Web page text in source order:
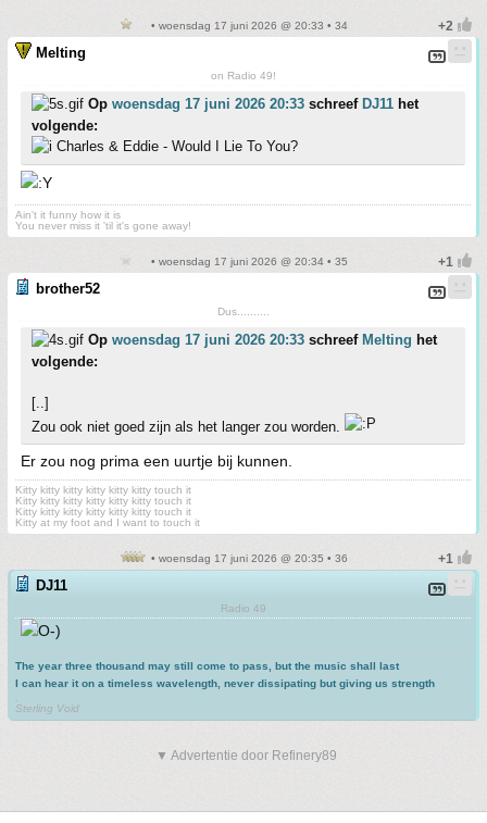
• woensdag 17 juni 2026 @ 20:33 • 34
Melting
on Radio 49!
Op woensdag 17 juni 2026 20:33 schreef DJ11 het
volgende:
Charles & Eddie - Would I Lie To You?
Ain't it funny how it is
You never miss it 'til it's gone away!
• woensdag 17 juni 2026 @ 20:34 • 35
brother52
Dus..........
Op woensdag 17 juni 2026 20:33 schreef Melting het
volgende:
[..]
Zou ook niet goed zijn als het langer zou worden.
Er zou nog prima een uurtje bij kunnen.
Kitty kitty kitty kitty kitty kitty touch it
Kitty kitty kitty kitty kitty kitty touch it
Kitty kitty kitty kitty kitty kitty touch it
Kitty at my foot and I want to touch it
• woensdag 17 juni 2026 @ 20:35 • 36
DJ11
Radio 49
The year three thousand may still come to pass, but the music shall last
I can hear it on a timeless wavelength, never dissipating but giving us strength
Sterling Void
▼ Advertentie door Refinery89